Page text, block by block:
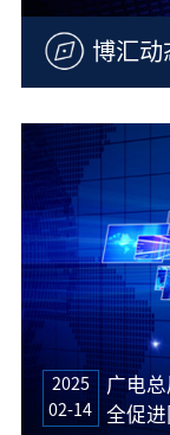
博汇动
2025
02-14
广电
全促